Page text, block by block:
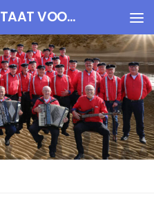
HET PLEZIER IN ZINGEN STAAT VOOROP